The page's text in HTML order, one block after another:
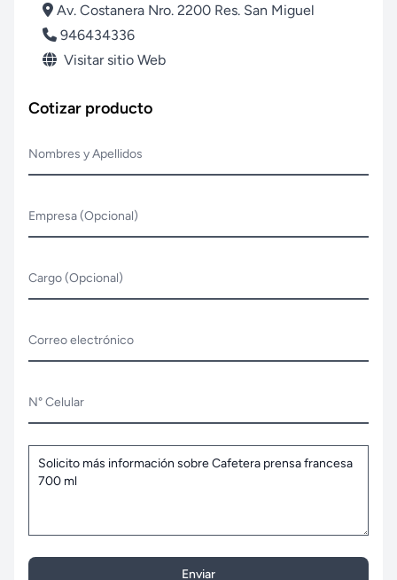
Av. Costanera Nro. 2200 Res. San Miguel
946434336
Visitar sitio Web
Cotizar producto
Nombres y Apellidos
Empresa (Opcional)
Cargo (Opcional)
Correo electrónico
N° Celular
Enviar